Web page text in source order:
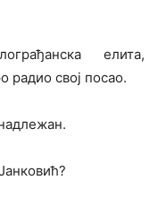
елита,
радио свој посао.